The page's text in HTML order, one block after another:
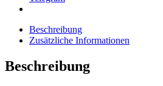
Beschreibung
Zusätzliche Informationen
Beschreibung